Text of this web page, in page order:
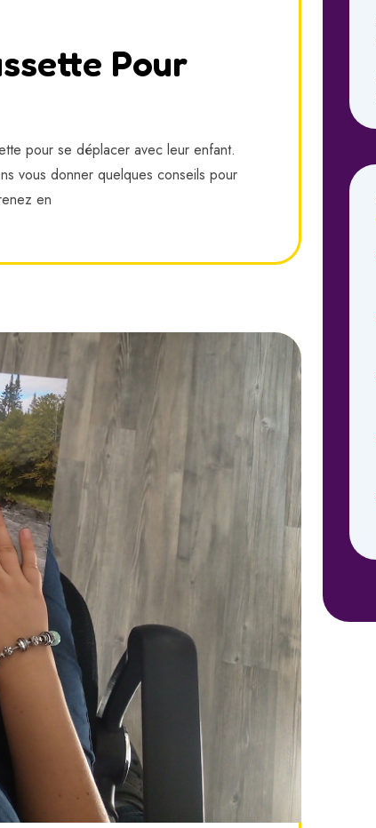
Pour
pour se déplacer avec leur enfant.
vous donner quelques conseils pour
en